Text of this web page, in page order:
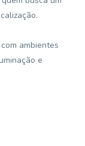
ambientes
e